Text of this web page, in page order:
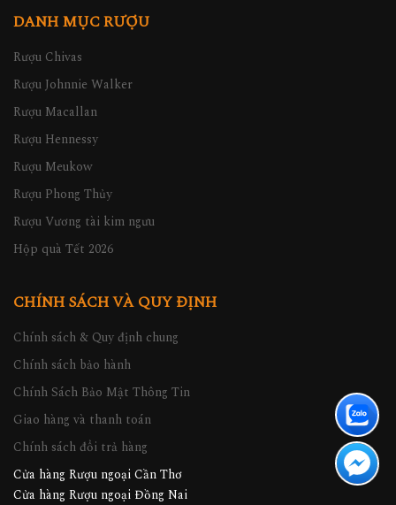
DANH MỤC RƯỢU
Rượu Chivas
Rượu Johnnie Walker
Rượu Macallan
Rượu Hennessy
Rượu Meukow
Rượu Phong Thủy
Rượu Vương tài kim ngưu
Hộp quà Tết 2026
CHÍNH SÁCH VÀ QUY ĐỊNH
Chính sách & Quy định chung
Chính sách bảo hành
Chính Sách Bảo Mật Thông Tin
Giao hàng và thanh toán
Chính sách đổi trả hàng
Cửa hàng Rượu ngoại Cần Thơ
Cửa hàng Rượu ngoại Đồng Nai